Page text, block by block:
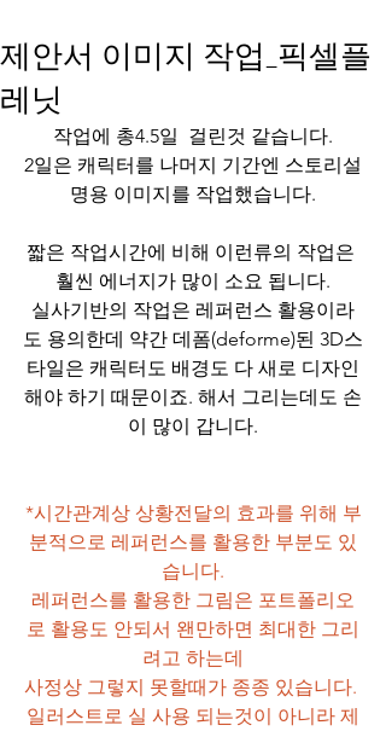
제안서 이미지 작업_픽셀플
레닛
작업에 총4.5일  걸린것 같습니다.
2일은 캐릭터를 나머지 기간엔 스토리설
명용 이미지를 작업했습니다.
짧은 작업시간에 비해 이런류의 작업은
훨씬 에너지가 많이 소요 됩니다.
실사기반의 작업은 레퍼런스 활용이라
도 용의한데 약간 데폼(deforme)된 3D스
타일은 캐릭터도 배경도 다 새로 디자인
해야 하기 때문이죠. 해서 그리는데도 손
이 많이 갑니다.
*시간관계상 상황전달의 효과를 위해 부
분적으로 레퍼런스를 활용한 부분도 있
습니다.
레퍼런스를 활용한 그림은 포트폴리오
로 활용도 안되서 왠만하면 최대한 그리
려고 하는데
사정상 그렇지 못할때가 종종 있습니다.
일러스트로 실 사용 되는것이 아니라 제